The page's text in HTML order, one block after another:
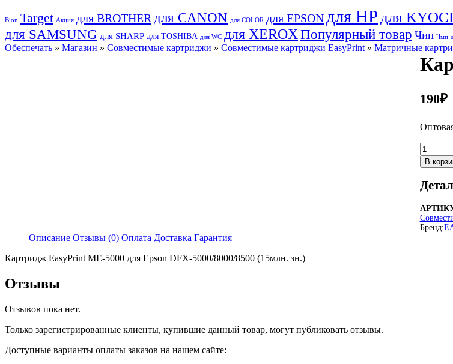
Bion Target Акция для BROTHER для CANON для COLOR для EPSON для HP для
для SAMSUNG для SHARP для TOSHIBA для WC для XEROX Популярный товар Чип Чмп
Обеспечать » Магазин » Совместимые картриджи » Совместимые картриджи EasyPrint » Матричные
190₽
товара
EasyPrint
ME-
для
Epson
В
Бренд:
Описание Отзывы (0) Оплата Доставка Гарантия
Картридж EasyPrint ME-5000 для Epson DFX-5000/8000/8500 (15млн. зн.)
Отзывы
Отзывов пока нет.
Только зарегистрированные клиенты, купившие данный товар, могут публиковать отзывы.
Доступные варианты оплаты заказов на нашем сайте: